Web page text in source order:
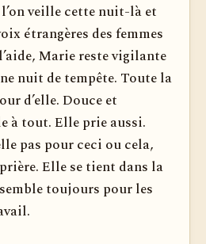
veille cette nuit-là et
étrangères des femmes
Marie reste vigilante
nuit de tempête. Toute la
d’elle. Douce et
à tout. Elle prie aussi.
pas pour ceci ou cela,
Elle se tient dans la
toujours pour les